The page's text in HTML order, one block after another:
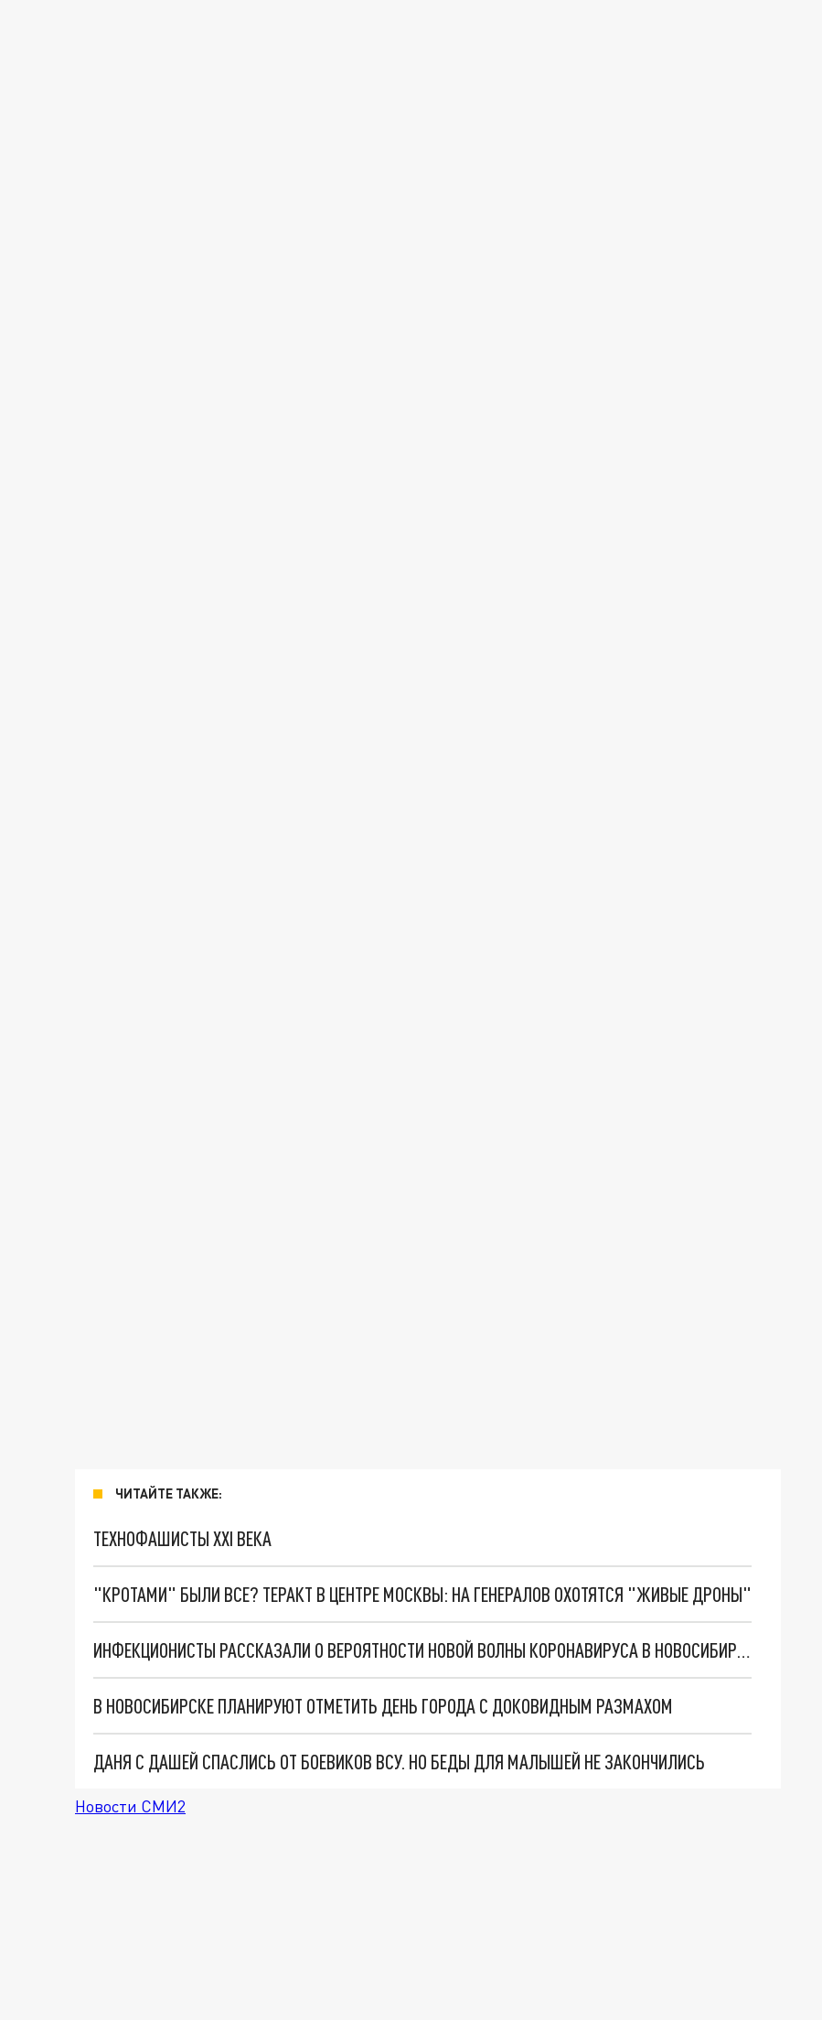
ЧИТАЙТЕ ТАКЖЕ:
ТЕХНОФАШИСТЫ XXI ВЕКА
"КРОТАМИ" БЫЛИ ВСЕ? ТЕРАКТ В ЦЕНТРЕ МОСКВЫ: НА ГЕНЕРАЛОВ ОХОТЯТСЯ "ЖИВЫЕ ДРОНЫ"
ИНФЕКЦИОНИСТЫ РАССКАЗАЛИ О ВЕРОЯТНОСТИ НОВОЙ ВОЛНЫ КОРОНАВИРУСА В НОВОСИБИРСКЕ И РОССИИ
В НОВОСИБИРСКЕ ПЛАНИРУЮТ ОТМЕТИТЬ ДЕНЬ ГОРОДА С ДОКОВИДНЫМ РАЗМАХОМ
ДАНЯ С ДАШЕЙ СПАСЛИСЬ ОТ БОЕВИКОВ ВСУ. НО БЕДЫ ДЛЯ МАЛЫШЕЙ НЕ ЗАКОНЧИЛИСЬ
Новости СМИ2